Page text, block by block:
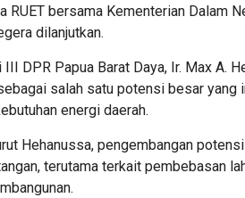
RUET bersama Kementerian Dalam
dilanjutkan.
DPR Papua Barat Daya, Ir. Max A.
salah satu potensi besar yang
energi daerah.
Hehanussa, pengembangan
terutama terkait pembebasan